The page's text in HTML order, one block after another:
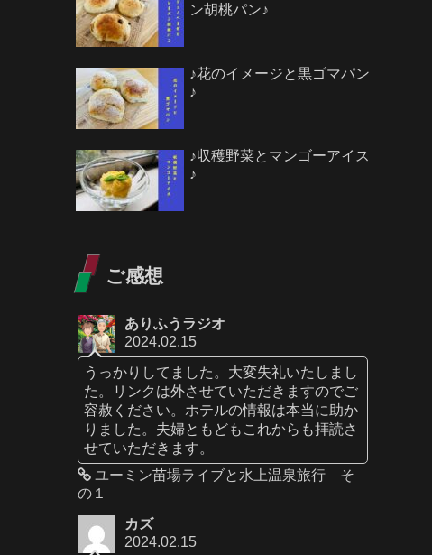
ン胡桃パン♪
♪花のイメージと黒ゴマパン
♪
♪収穫野菜とマンゴーアイス
♪
ご感想
ありふうラジオ
2024.02.15
うっかりしてました。大変失礼いたしまし
た。リンクは外させていただきますのでご
容赦ください。ホテルの情報は本当に助か
りました。夫婦ともどもこれからも拝読さ
せていただきます。
ユーミン苗場ライブと水上温泉旅行 そ
の１
カズ
2024.02.15